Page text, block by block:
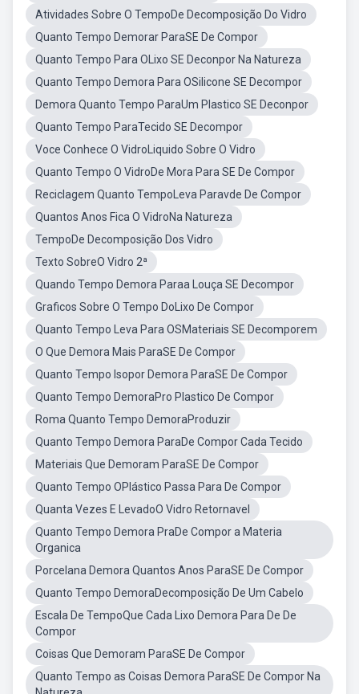
Atividades Sobre O TempoDe Decomposição Do Vidro
Quanto Tempo Demorar ParaSE De Compor
Quanto Tempo Para OLixo SE Deconpor Na Natureza
Quanto Tempo Demora Para OSilicone SE Decompor
Demora Quanto Tempo ParaUm Plastico SE Deconpor
Quanto Tempo ParaTecido SE Decompor
Voce Conhece O VidroLiquido Sobre O Vidro
Quanto Tempo O VidroDe Mora Para SE De Compor
Reciclagem Quanto TempoLeva Paravde De Compor
Quantos Anos Fica O VidroNa Natureza
TempoDe Decomposição Dos Vidro
Texto SobreO Vidro 2ª
Quando Tempo Demora Paraa Louça SE Decompor
Graficos Sobre O Tempo DoLixo De Compor
Quanto Tempo Leva Para OSMateriais SE Decomporem
O Que Demora Mais ParaSE De Compor
Quanto Tempo Isopor Demora ParaSE De Compor
Quanto Tempo DemoraPro Plastico De Compor
Roma Quanto Tempo DemoraProduzir
Quanto Tempo Demora ParaDe Compor Cada Tecido
Materiais Que Demoram ParaSE De Compor
Quanto Tempo OPlástico Passa Para De Compor
Quanta Vezes E LevadoO Vidro Retornavel
Quanto Tempo Demora PraDe Compor a Materia
Organica
Porcelana Demora Quantos Anos ParaSE De Compor
Quanto Tempo DemoraDecomposição De Um Cabelo
Escala De TempoQue Cada Lixo Demora Para De De
Compor
Coisas Que Demoram ParaSE De Compor
Quanto Tempo as Coisas Demora ParaSE De Compor Na